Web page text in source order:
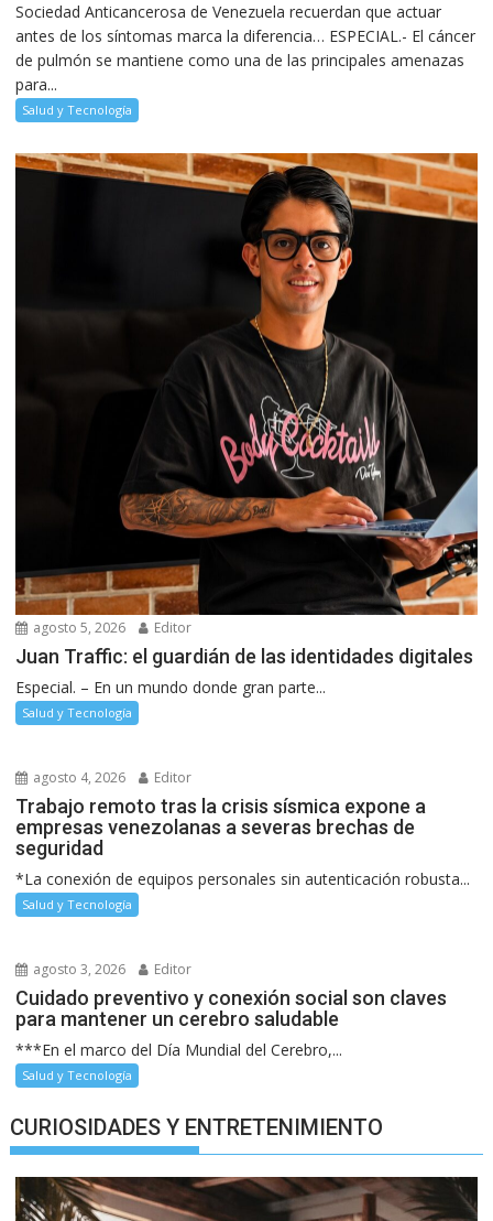
Sociedad Anticancerosa de Venezuela recuerdan que actuar
antes de los síntomas marca la diferencia… ESPECIAL.- El cáncer
de pulmón se mantiene como una de las principales amenazas
para...
Salud y Tecnología
agosto 5, 2026 Editor
Juan Traffic: el guardián de las identidades digitales
Especial. – En un mundo donde gran parte...
Salud y Tecnología
agosto 4, 2026 Editor
Trabajo remoto tras la crisis sísmica expone a
empresas venezolanas a severas brechas de
seguridad
*La conexión de equipos personales sin autenticación robusta...
Salud y Tecnología
agosto 3, 2026 Editor
Cuidado preventivo y conexión social son claves
para mantener un cerebro saludable
***En el marco del Día Mundial del Cerebro,...
Salud y Tecnología
CURIOSIDADES Y ENTRETENIMIENTO